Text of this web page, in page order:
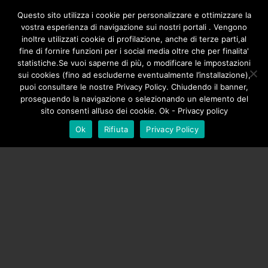
Questo sito utilizza i cookie per personalizzare e ottimizzare la
vostra esperienza di navigazione sui nostri portali . Vengono
inoltre utilizzati cookie di profilazione, anche di terze parti,al
fine di fornire funzioni per i social media oltre che per finalita'
statistiche.Se vuoi saperne di più, o modificare le impostazioni
sui cookies (fino ad escluderne eventualmente l’installazione),
puoi consultare le nostre Privacy Policy. Chiudendo il banner,
proseguendo la navigazione o selezionando un elemento del
sito consenti all’uso dei cookie. Ok - Privacy policy
Ok
Rifiuta Privacy Policy